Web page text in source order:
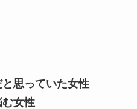
思っていた女性
む女性